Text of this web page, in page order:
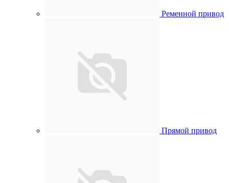
Ременной привод
Прямой привод